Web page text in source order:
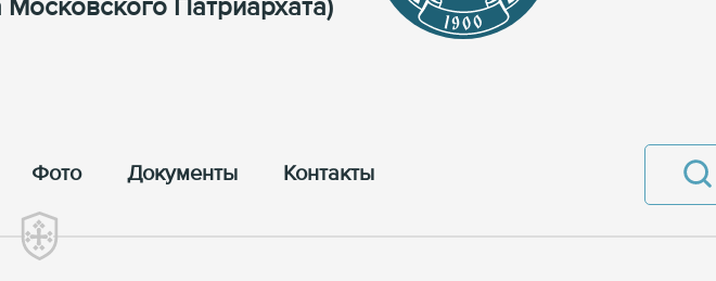
Патриархата)
Фото Документы Контакты